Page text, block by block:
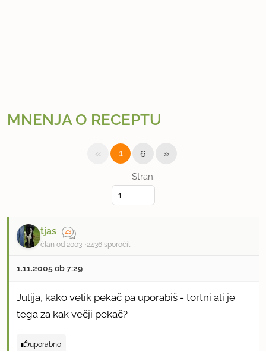
MNENJA O RECEPTU
Stran:
« 1 6 »
tjas
član od 2003 2436 sporočil
1.11.2005 ob 7:29
Julija, kako velik pekač pa uporabiš - tortni ali je
tega za kak večji pekač?
uporabno